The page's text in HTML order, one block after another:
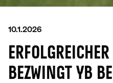
10.1.2026
BEZWINGT YB